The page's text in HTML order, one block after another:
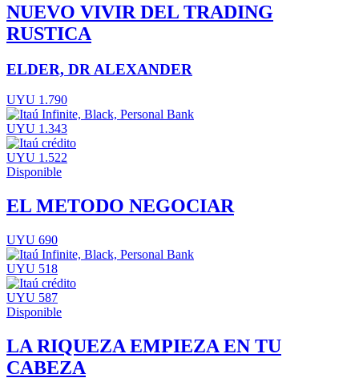
NUEVO VIVIR DEL TRADING
RUSTICA
ELDER, DR ALEXANDER
UYU 1.790
UYU 1.343
UYU 1.522
Disponible
EL METODO NEGOCIAR
UYU 690
UYU 518
UYU 587
Disponible
LA RIQUEZA EMPIEZA EN TU
CABEZA